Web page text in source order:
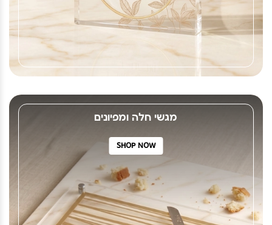
מגשי חלה ומפיונים
SHOP NOW